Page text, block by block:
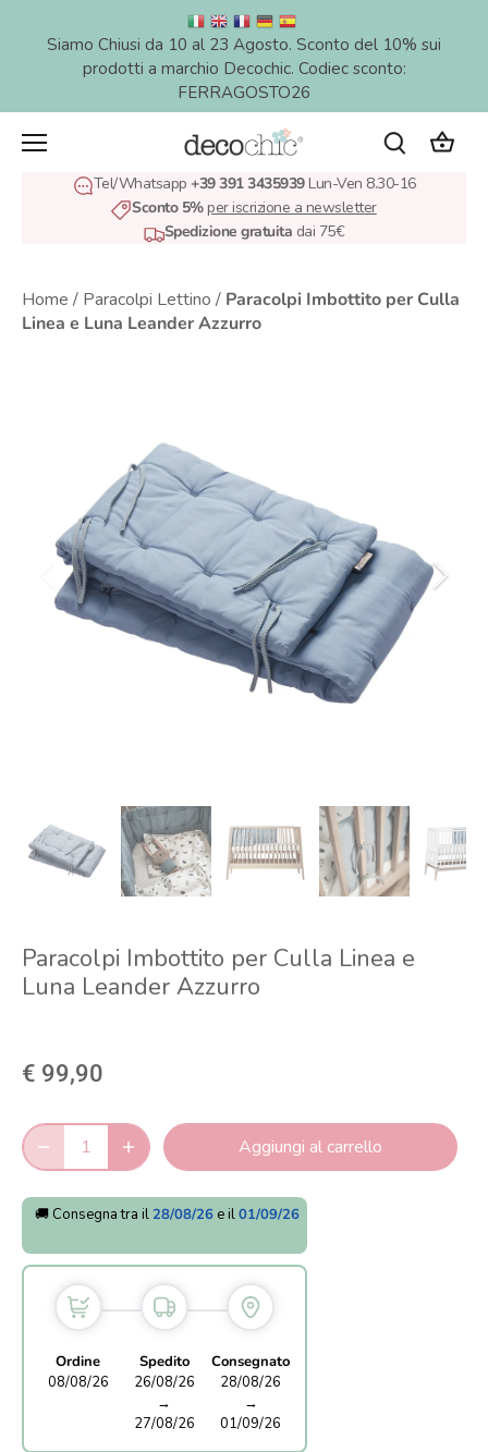
Siamo Chiusi da 10 al 23 Agosto. Sconto del 10% sui
prodotti a marchio Decochic. Codiec sconto:
FERRAGOSTO26
Tel/Whatsapp +39 391 3435939Lun-Ven 8.30-16
Sconto 5%per iscrizione a newsletter
Spedizione gratuita dai 75€
Home / Paracolpi Lettino / Paracolpi Imbottito per Culla
Linea e Luna Leander Azzurro
Paracolpi Imbottito per Culla Linea e
Luna Leander Azzurro
€ 99,90
Aggiungi al carrello
🚚 Consegna tra il 28/08/26 e il01/09/26
Ordine
08/08/26
Spedito
26/08/26
→
27/08/26
Consegnato
28/08/26
→
01/09/26